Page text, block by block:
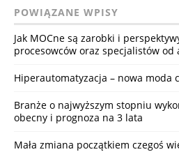
POWIĄZANE WPISY
Jak MOCne są zarobki i
procesowców oraz specjalistów
Hiperautomatyzacja – nowa moda
Branże o najwyższym stopniu
obecny i prognoza na 3 lata
Mała zmiana początkiem czegoś